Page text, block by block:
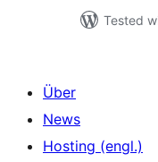
Tested
Über
News
Hosting (engl.)